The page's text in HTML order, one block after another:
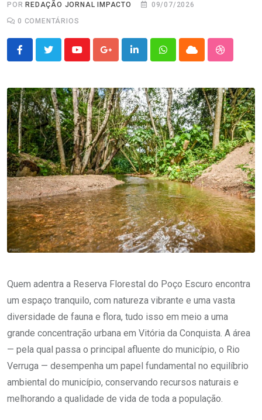
POR REDAÇÃO JORNAL IMPACTO
09/07/2026
0 COMENTÁRIOS
YoutubeGoogle+LinkedInWhatsappCloud
Quem adentra a Reserva Florestal do Poço Escuro encontra
um espaço tranquilo, com natureza vibrante e uma vasta
diversidade de fauna e flora, tudo isso em meio a uma
grande concentração urbana em Vitória da Conquista. A área
— pela qual passa o principal afluente do município, o Rio
Verruga — desempenha um papel fundamental no equilíbrio
ambiental do município, conservando recursos naturais e
melhorando a qualidade de vida de toda a população.